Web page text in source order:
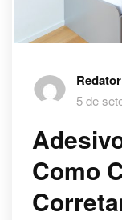
5 de
Como